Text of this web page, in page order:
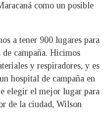
como un posible
a tener 900 lugares para
campaña. Hicimos
y respiradores, y es
hospital de campaña en
elegir el mejor lugar para
de la ciudad, Wilson